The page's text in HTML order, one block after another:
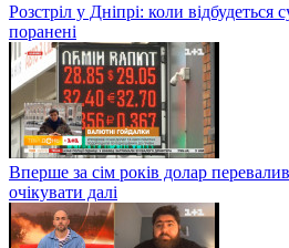
Розстріл у Дніпрі: коли відбудеться
поранені
Вперше за сім років долар
очікувати далі